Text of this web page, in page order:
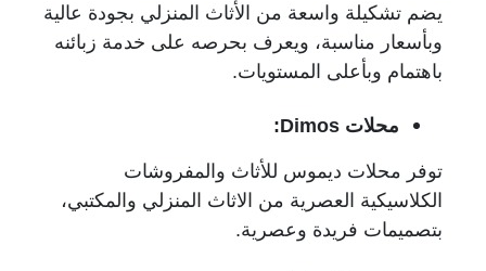
يضم تشكيلة واسعة من الأثاث المنزلي بجودة عالية
وبأسعار مناسبة، ويعرف بحرصه على خدمة زبائنه
باهتمام وبأعلى المستويات.
محلات Dimos
:
توفر محلات ديموس للأثاث والمفروشات
الكلاسيكية العصرية من الاثاث المنزلي والمكتبي،
بتصميمات فريدة وعصرية.